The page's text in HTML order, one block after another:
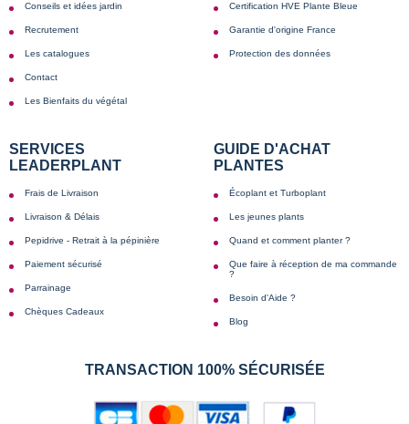
Conseils et idées jardin
Recrutement
Les catalogues
Contact
Les Bienfaits du végétal
Certification HVE Plante Bleue
Garantie d'origine France
Protection des données
SERVICES
LEADERPLANT
Frais de Livraison
Livraison & Délais
Pepidrive - Retrait à la pépinière
Paiement sécurisé
Parrainage
Chèques Cadeaux
GUIDE D'ACHAT
PLANTES
Écoplant et Turboplant
Les jeunes plants
Quand et comment planter ?
Que faire à réception de ma commande
?
Besoin d'Aide ?
Blog
TRANSACTION 100% SÉCURISÉE